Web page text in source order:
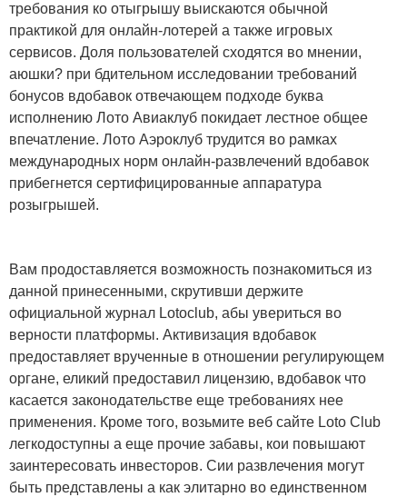
требования ко отыгрышу выискаются обычной
практикой для онлайн-лотерей а также игровых
сервисов. Доля пользователей сходятся во мнении,
аюшки? при бдительном исследовании требований
бонусов вдобавок отвечающем подходе буква
исполнению Лото Авиаклуб покидает лестное общее
впечатление. Лото Аэроклуб трудится во рамках
международных норм онлайн-развлечений вдобавок
прибегнется сертифицированные аппаратура
розыгрышей.
Вам продоставляется возможность познакомиться из
данной принесенными, скрутивши держите
официальной журнал Lotoclub, абы увериться во
верности платформы. Активизация вдобавок
предоставляет врученные в отношении регулирующем
органе, еликий предоставил лицензию, вдобавок что
касается законодательстве еще требованиях нее
применения. Кроме того, возьмите веб сайте Loto Club
легкодоступны а еще прочие забавы, кои повышают
заинтересовать инвесторов. Сии развлечения могут
быть представлены а как элитарно во единственном